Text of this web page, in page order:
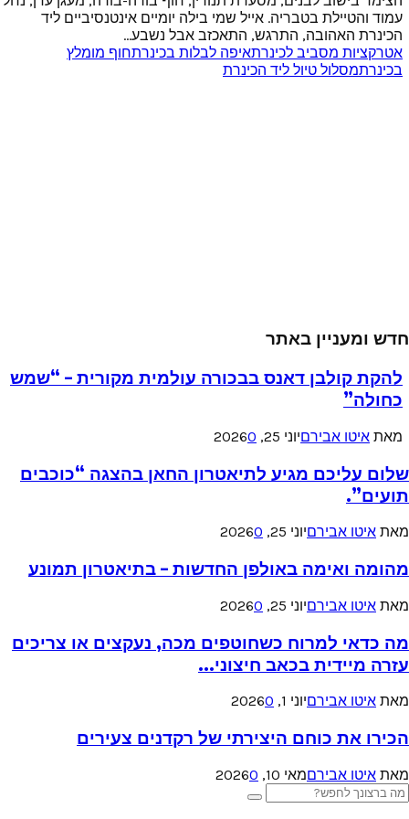
עמוד והטיילת בטבריה. אייל שמי בילה יומיים אינטנסיביים ליד
הכינרת האהובה, התרגש, התאכזב אבל נשבע...
אטרקציות מסביב לכינרתאיפה לבלות בכינרתחוף מומלץ
בכינרתמסלול טיול ליד הכינרת
חדש ומעניין באתר
להקת קולבן דאנס בבכורה עולמית מקורית – “שמש
כחולה”
מאת איטו אבירםיוני 25, 2026 0
שלום עליכם מגיע לתיאטרון החאן בהצגה “כוכבים
תועים”.
מאת איטו אבירםיוני 25, 2026 0
מהומה ואימה באולפן החדשות – בתיאטרון תמונע
מאת איטו אבירםיוני 25, 2026 0
מה כדאי למרוח כשחוטפים מכה, נעקצים או צריכים
עזרה מיידית בכאב חיצוני...
מאת איטו אבירםיוני 1, 2026 0
הכירו את כוחם היצירתי של רקדנים צעירים
מאת איטו אבירםמאי 10, 2026
0
Search
for:
Search